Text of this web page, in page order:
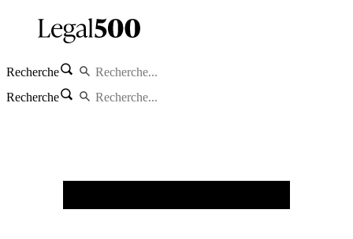
Recherche
Recherche